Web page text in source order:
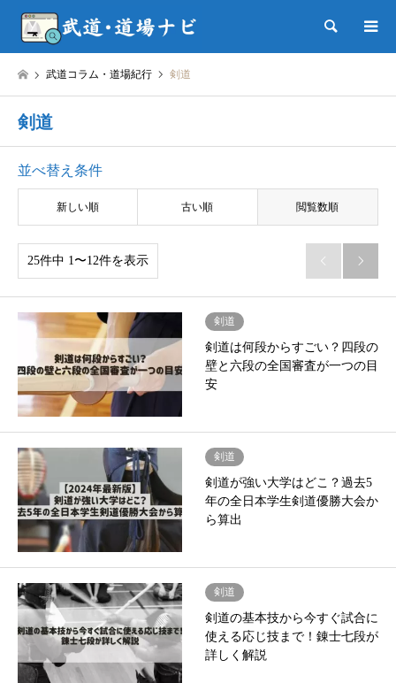
検索
武道コラム・道場紀行 剣道
剣道
並べ替え条件
新しい順 古い順 閲覧数順
25件中 1〜12件を表示  
剣道
剣道は何段からすごい？四段の
壁と六段の全国審査が一つの目
安
剣道
剣道が強い大学はどこ？過去5
年の全日本学生剣道優勝大会か
ら算出
剣道
剣道の基本技から今すぐ試合に
使える応じ技まで！錬士七段が
詳しく解説